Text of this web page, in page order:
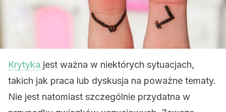
Krytyka jest ważna w niektórych sytuacjach,
takich jak praca lub dyskusja na poważne tematy.
Nie jest natomiast szczególnie przydatna w